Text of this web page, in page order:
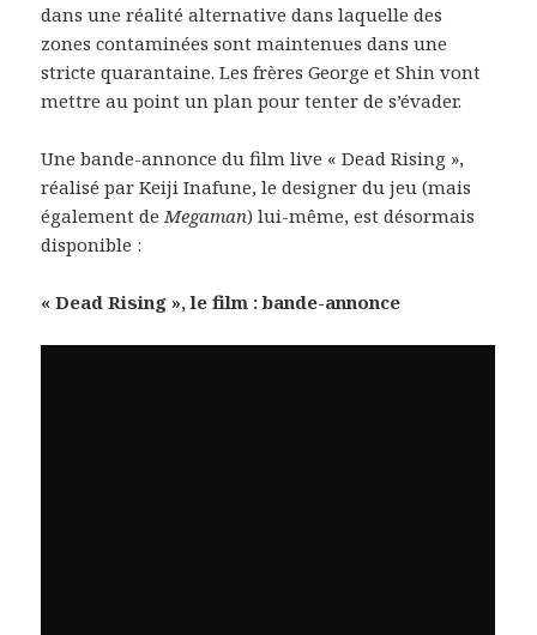
dans une réalité alternative dans laquelle des
zones contaminées sont maintenues dans une
stricte quarantaine. Les frères George et Shin vont
mettre au point un plan pour tenter de s’évader.
Une bande-annonce du film live « Dead Rising »,
réalisé par Keiji Inafune, le designer du jeu (mais
également de Megaman) lui-même, est désormais
disponible :
« Dead Rising », le film : bande-annonce